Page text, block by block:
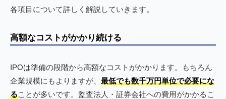
各項目について詳しく解説していきます。
高額なコストがかかり続ける
IPOは準備の段階から高額なコストがかかります。もちろん
企業規模にもよりますが、 最低でも数千万円単位で必要にな
ることが多いです。監査法人・証券会社への費用がかかるこ